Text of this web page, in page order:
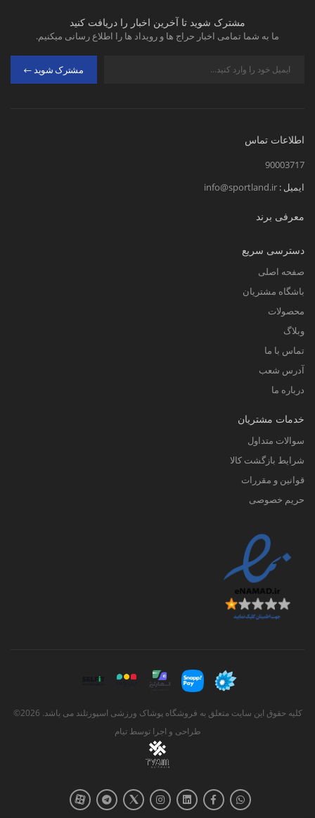
مشترک شوید تا آخرین اخبار را دریافت کنید
ما به شما تمامی اخبار حراج ها و رویداد ها را اطلاع رسانی میکنیم.
مشترک شوید
اطلاعات تماس
90003717
ایمیل : info@sportland.ir
معرفی برند
دسترسی سریع
صفحه اصلی
باشگاه مشتریان
محصولات
وبلاگ
تماس با ما
آدرس شعب
درباره ما
خدمات مشتریان
سوالات متداول
شرایط بازگشت کالا
قوانین و مقررات
حریم خصوصی
کلیه حقوق این سایت متعلق به فروشگاه پوشاک ورزشی اسپورتلند می باشد. 2026©
طراحی و اجرا توسطتیام